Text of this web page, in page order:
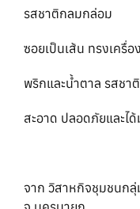
รสชาติกลมกล่อม
ซอยเป็นเส้น ทรงเครื่อ
พริกและน้ำตาล รสชา
สะอาด ปลอดภัยและไ
จาก วิสาหกิจชุมชนก